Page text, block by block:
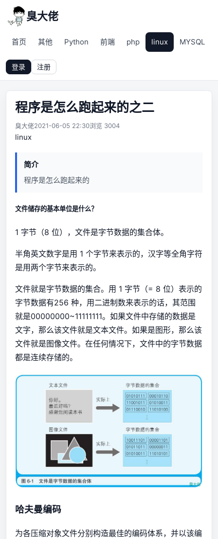
臭大佬
首页 其他 Python 前端 php linux MYSQL
登录 注册
程序是怎么跑起来的之二
臭大佬2021-06-05 22:30浏览 3004
linux
简介
程序是怎么跑起来的
文件储存的基本单位是什么？
1 字节（8 位），文件是字节数据的集合体。
半角英文数字是用 1 个字节来表示的，汉字等全角字符
是用两个字节来表示的。
文件就是字节数据的集合。用 1 字节（= 8 位）表示的
字节数据有256 种，用二进制数来表示的话，其范围
就是00000000~11111111。如果文件中存储的数据是
文字，那么该文件就是文本文件。如果是图形，那么该
文件就是图像文件。在任何情况下，文件中的字节数据
都是连续存储的。
哈夫曼编码
为各压缩对象文件分别构造最佳的编码体系，并以该编